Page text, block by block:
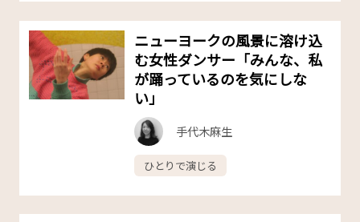
ニューヨークの風景に溶け込
む女性ダンサー「みんな、私
が踊っているのを気にしな
い」
手代木麻生
ひとりで演じる